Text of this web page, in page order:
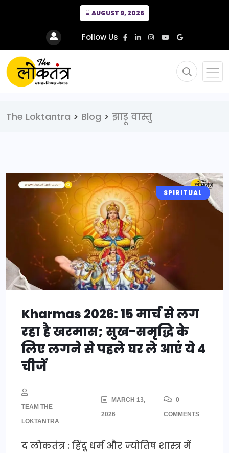
AUGUST 9, 2026
Follow Us
The Loktantra > Blog > झाड़ू वास्तु
SPIRITUAL
Kharmas 2026: 15 मार्च से लग
रहा है खरमास; सुख-समृद्धि के
लिए लगने से पहले घर ले आएं ये 4
चीजें
TEAM THE
LOKTANTRA
MARCH 13,
2026
0
COMMENTS
द लोकतंत्र : हिंदू धर्म और ज्योतिष शास्त्र में